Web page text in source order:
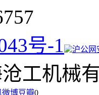
号-1
沪公网
工机械
微博豆瓣0